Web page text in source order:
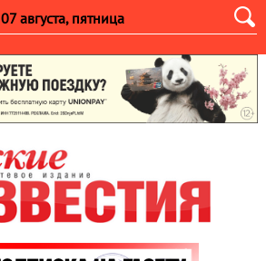
07 августа, пятница